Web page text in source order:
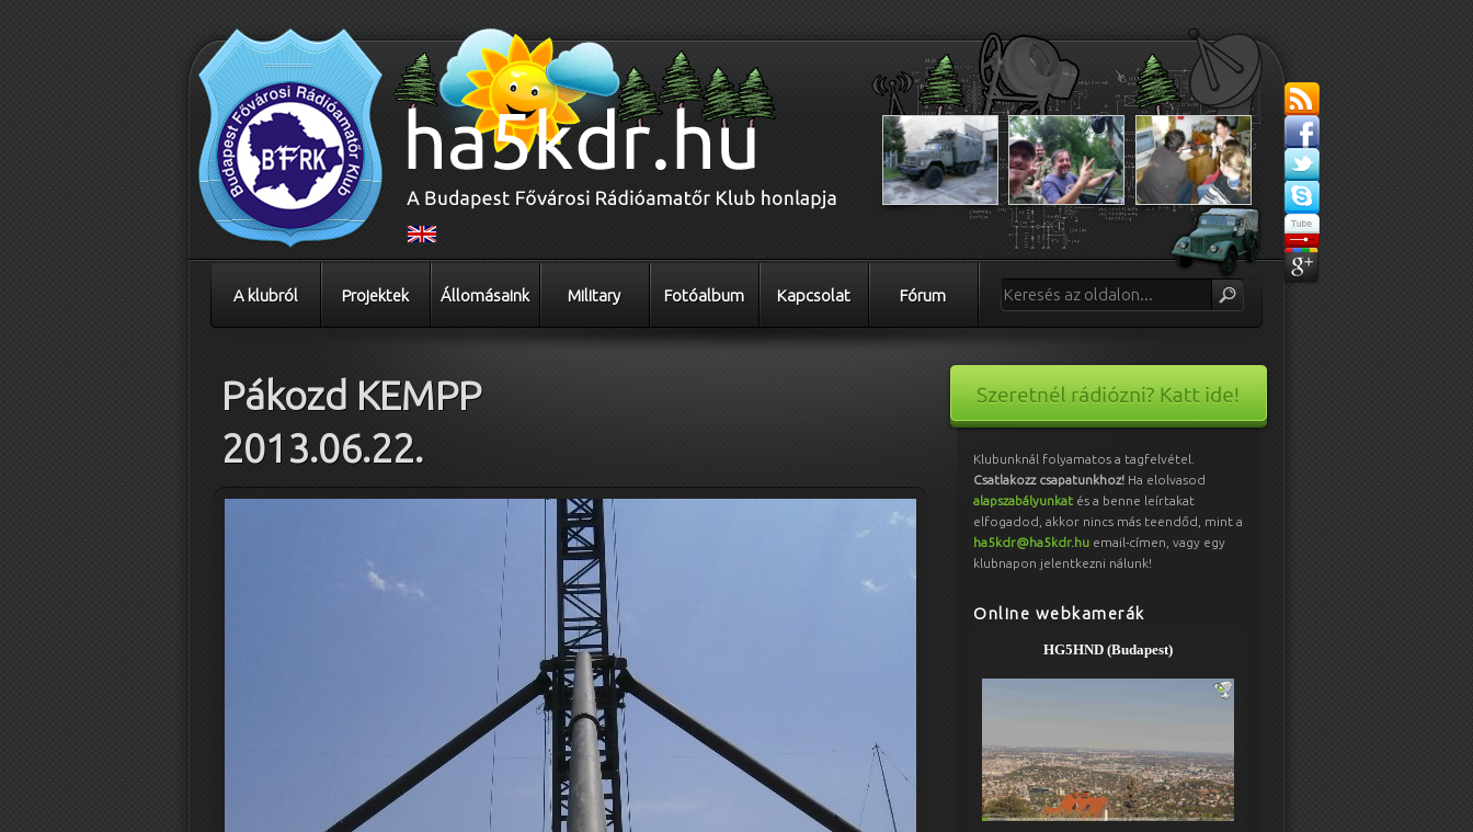
A klubról Projektek Állomásaink Military Fotóalbum Kapcsolat Fórum
Pákozd KEMPP
2013.06.22.
Klubunknál folyamatos a tagfelvétel.
Csatlakozz csapatunkhoz! Ha elolvasod
alapszabályunkat és a benne leírtakat
elfogadod, akkor nincs más teendőd, mint a
ha5kdr@ha5kdr.hu email-címen, vagy egy
klubnapon jelentkezni nálunk!
Online webkamerák